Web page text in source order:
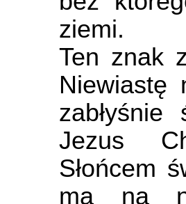
ziemi.
Ten znak
Niewiastę
zabłyśnie
Jezus
Słońcem
ma na